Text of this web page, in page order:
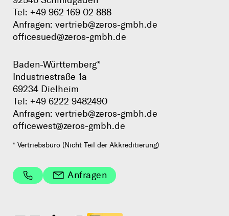
Tel: +49 962 169 02 888
Anfragen: vertrieb@zeros-gmbh.de
officesued@zeros-gmbh.de
Baden-Württemberg*
Industriestraße 1a
69234 Dielheim
Tel: +49 6222 9482490
Anfragen: vertrieb@zeros-gmbh.de
officewest@zeros-gmbh.de
* Vertriebsbüro (Nicht Teil der Akkreditierung)
Anfragen